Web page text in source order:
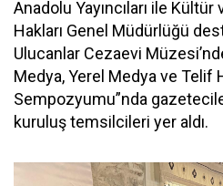
Anadolu Yayıncıları ile
Hakları Genel Müdürlüğü
Ulucanlar Cezaevi
Medya, Yerel Medya ve Telif
Sempozyumu”nda
kuruluş temsilcileri yer aldı.